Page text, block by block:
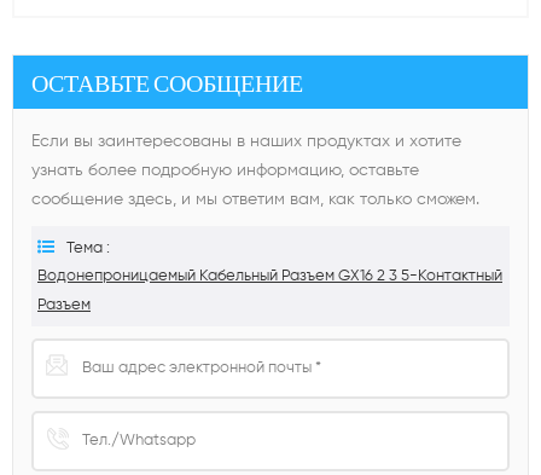
ОСТАВЬТЕ СООБЩЕНИЕ
Если вы заинтересованы в наших продуктах и ​​хотите
узнать более подробную информацию, оставьте
сообщение здесь, и мы ответим вам, как только сможем.
Тема :
Водонепроницаемый Кабельный Разъем GX16 2 3 5-Контактный
Разъем